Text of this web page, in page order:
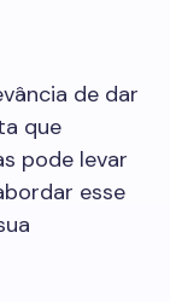
de dar
que
pode levar
esse